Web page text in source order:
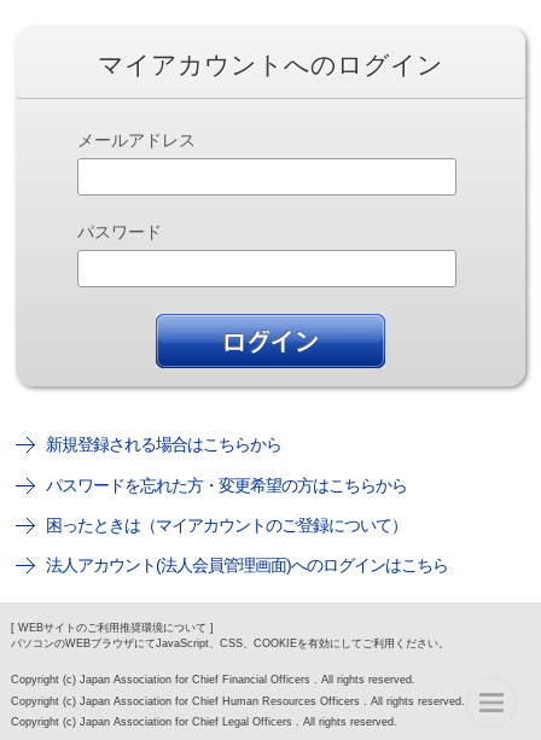
マイアカウントへのログイン
メールアドレス
パスワード
新規登録される場合はこちらから
パスワードを忘れた方・変更希望の方はこちらから
困ったときは（マイアカウントのご登録について）
法人アカウント(法人会員管理画面)へのログインはこちら
[ WEBサイトのご利用推奨環境について ]
パソコンのWEBブラウザにてJavaScript、CSS、COOKIEを有効にしてご利用ください。
Copyright (c) Japan Association for Chief Financial Officers . All rights reserved.
Copyright (c) Japan Association for Chief Human Resources Officers . All rights reserved.
Copyright (c) Japan Association for Chief Legal Officers . All rights reserved.